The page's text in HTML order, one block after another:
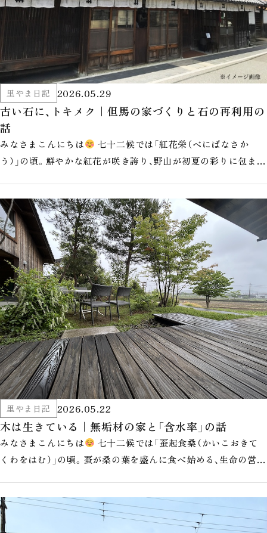
里やま日記 2026.05.29
古い石に、トキメク｜但馬の家づくりと石の再利用の
話
みなさまこんにちは
七十二候では「紅花栄（べにばなさか
う）」の頃。鮮やかな紅花が咲き誇り、野山が初夏の彩りに包まれ
里やま日記 2026.05.22
木は生きている｜無垢材の家と「含水率」の話
みなさまこんにちは
七十二候では「蚕起食桑（かいこおきて
くわをはむ）」の頃。蚕が桑の葉を盛んに食べ始める、生命の営み